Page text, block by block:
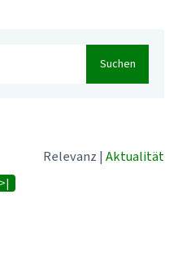
Suchen
Relevanz | Aktualität
>|